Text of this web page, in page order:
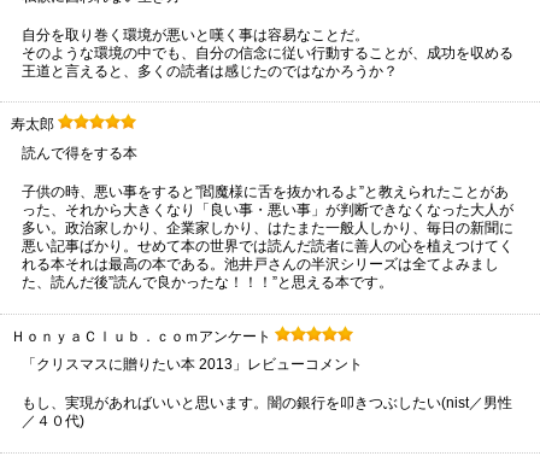
自分を取り巻く環境が悪いと嘆く事は容易なことだ。
そのような環境の中でも、自分の信念に従い行動することが、成功を収める
王道と言えると、多くの読者は感じたのではなかろうか？
寿太郎
読んで得をする本
子供の時、悪い事をすると”閻魔様に舌を抜かれるよ”と教えられたことがあ
った、それから大きくなり「良い事・悪い事」が判断できなくなった大人が
多い。政治家しかり、企業家しかり、はたまた一般人しかり、毎日の新聞に
悪い記事ばかり。せめて本の世界では読んだ読者に善人の心を植えつけてく
れる本それは最高の本である。池井戸さんの半沢シリーズは全てよみまし
た、読んだ後”読んで良かったな！！！”と思える本です。
ＨｏｎｙａＣｌｕｂ．ｃｏｍアンケート
「クリスマスに贈りたい本 2013」レビューコメント
もし、実現があればいいと思います。闇の銀行を叩きつぶしたい(nist／男性
／４０代)